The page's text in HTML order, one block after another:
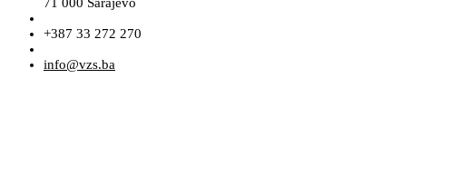
+387 33 272 270
info@vzs.ba